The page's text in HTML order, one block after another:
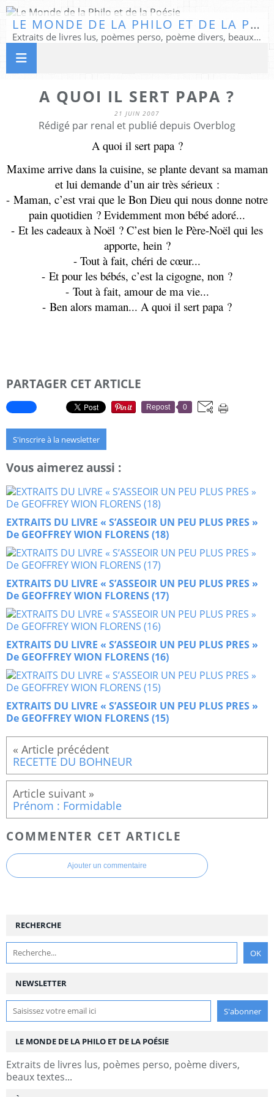
LE MONDE DE LA PHILO ET DE LA POÉSIE
Extraits de livres lus, poèmes perso, poème divers, beaux textes...
A QUOI IL SERT PAPA ?
21 JUIN 2007
Rédigé par renal et publié depuis Overblog
A quoi il sert papa ?
Maxime arrive dans la cuisine, se plante devant sa maman
et lui demande d’un air très sérieux :
- Maman, c’est vrai que le Bon Dieu qui nous donne notre
pain quotidien ? Evidemment mon bébé adoré...
- Et les cadeaux à Noël ? C’est bien le Père-Noël qui les
apporte, hein ?
- Tout à fait, chéri de cœur...
- Et pour les bébés, c’est la cigogne, non ?
- Tout à fait, amour de ma vie...
- Ben alors maman... A quoi il sert papa ?
PARTAGER CET ARTICLE
Repost 0
S'inscrire à la newsletter
Vous aimerez aussi :
EXTRAITS DU LIVRE « S’ASSEOIR UN PEU PLUS PRES »
De GEOFFREY WION FLORENS (18)
EXTRAITS DU LIVRE « S’ASSEOIR UN PEU PLUS PRES »
De GEOFFREY WION FLORENS (17)
EXTRAITS DU LIVRE « S’ASSEOIR UN PEU PLUS PRES »
De GEOFFREY WION FLORENS (16)
EXTRAITS DU LIVRE « S’ASSEOIR UN PEU PLUS PRES »
De GEOFFREY WION FLORENS (15)
RECETTE DU BOHNEUR
Prénom : Formidable
COMMENTER CET ARTICLE
Ajouter un commentaire
NEWSLETTER
RECHERCHE
LE MONDE DE LA PHILO ET DE LA POÉSIE
Extraits de livres lus, poèmes perso, poème divers,
beaux textes...